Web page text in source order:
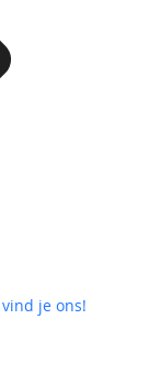
je ons!